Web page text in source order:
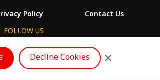
Policy
Contact Us
FOLLOW US
Decline Cookies ×